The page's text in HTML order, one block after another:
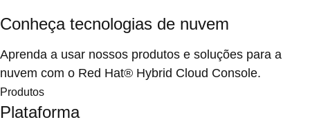
Conheça tecnologias de nuvem
Aprenda a usar nossos produtos e soluções para a
nuvem com o Red Hat® Hybrid Cloud Console.
Produtos
Plataforma